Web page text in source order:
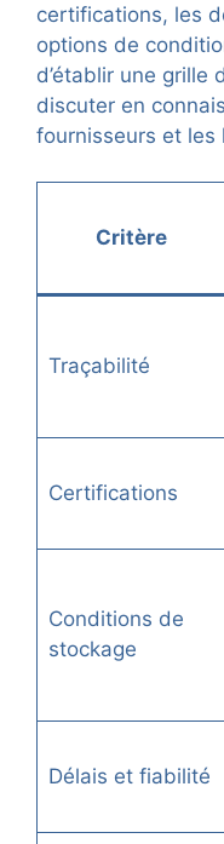
certifications, les
options de
d’établir une grille
discuter en
fournisseurs et les
Critère
Traçabilité
Certifications
Conditions de
stockage
Délais et fiabilité